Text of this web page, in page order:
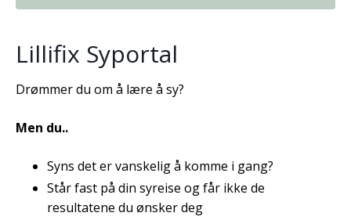
Lillifix Syportal
Drømmer du om å lære å sy?
Men du..
Syns det er vanskelig å komme i gang?
Står fast på din syreise og får ikke de
resultatene du ønsker deg